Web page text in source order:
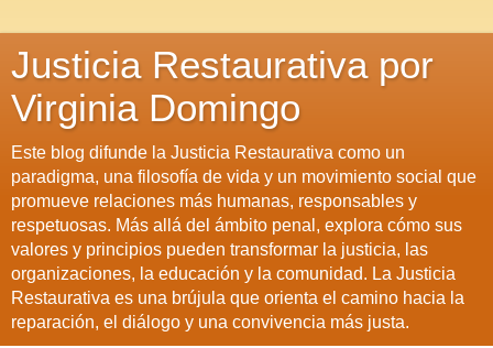
Justicia Restaurativa por
Virginia Domingo
Este blog difunde la Justicia Restaurativa como un
paradigma, una filosofía de vida y un movimiento social que
promueve relaciones más humanas, responsables y
respetuosas. Más allá del ámbito penal, explora cómo sus
valores y principios pueden transformar la justicia, las
organizaciones, la educación y la comunidad. La Justicia
Restaurativa es una brújula que orienta el camino hacia la
reparación, el diálogo y una convivencia más justa.